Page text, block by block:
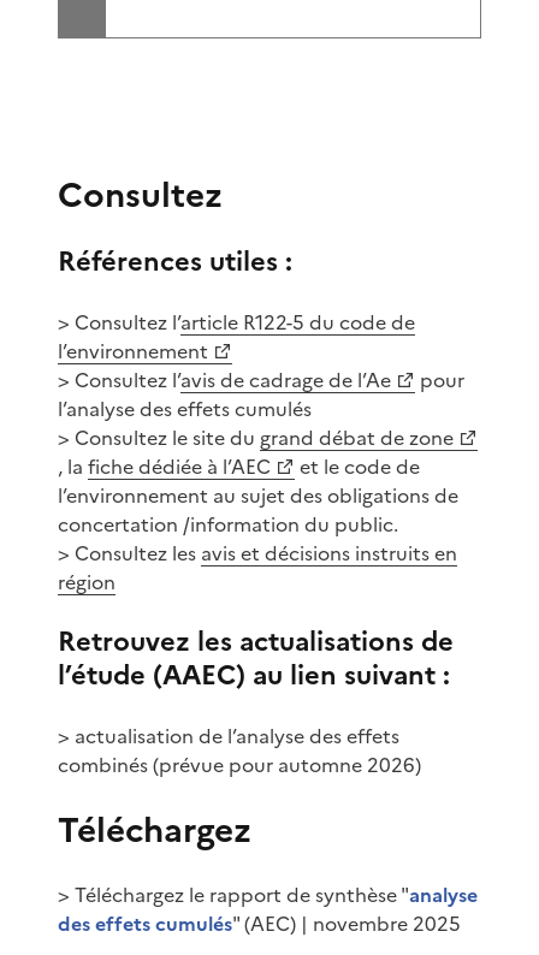
Consultez
Références utiles :
> Consultez l’article R122-5 du code de
l’environnement
> Consultez l’avis de cadrage de l’Ae
pour
l’analyse des effets cumulés
> Consultez le site du grand débat de zone
, la fiche dédiée à l’AEC
et le code de
l’environnement au sujet des obligations de
concertation /information du public.
> Consultez les avis et décisions instruits en
région
Retrouvez les actualisations de
l’étude (AAEC) au lien suivant :
> actualisation de l’analyse des effets
combinés (prévue pour automne 2026)
Téléchargez
> Téléchargez le rapport de synthèse "analyse
des effets cumulés" (AEC) | novembre 2025